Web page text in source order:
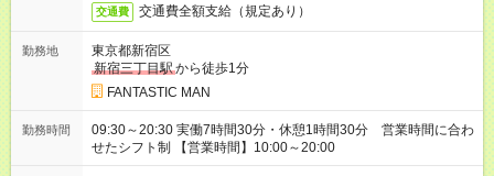
交通費 交通費全額支給（規定あり）
勤務地
東京都新宿区
新宿三丁目駅から徒歩1分
FANTASTIC MAN
勤務時間
09:30～20:30 実働7時間30分・休憩1時間30分 営業時間に合わ
せたシフト制 【営業時間】10:00～20:00